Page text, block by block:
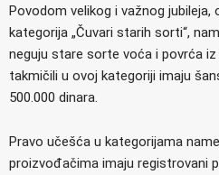
Povodom velikog i važnog
kategorija „Čuvari starih sorti“,
neguju stare sorte voća i povrća iz
takmičili u ovoj kategoriji imaju
500.000 dinara.
Pravo učešća u kategorijama
proizvođačima imaju registrovani